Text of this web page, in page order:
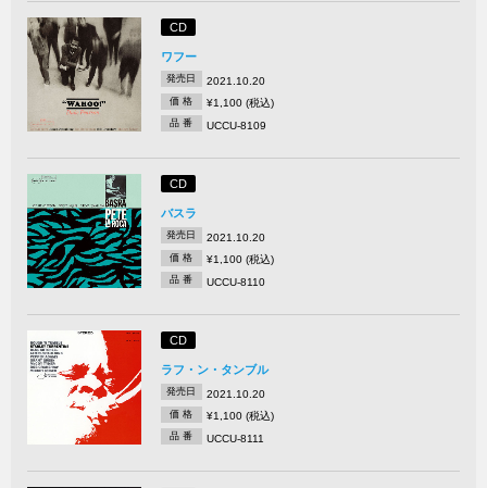
CD
ワフー
発売日 2021.10.20
価 格 ¥1,100 (税込)
品 番 UCCU-8109
CD
バスラ
発売日 2021.10.20
価 格 ¥1,100 (税込)
品 番 UCCU-8110
CD
ラフ・ン・タンブル
発売日 2021.10.20
価 格 ¥1,100 (税込)
品 番 UCCU-8111